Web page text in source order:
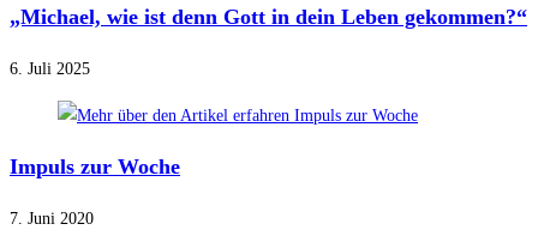
„Michael, wie ist denn Gott in dein Leben gekommen?“
6. Juli 2025
Impuls zur Woche
7. Juni 2020